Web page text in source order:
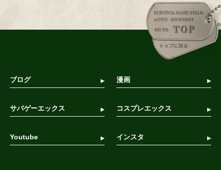
ブログ 漫画
サバゲーエックス コスプレエックス
Youtube インスタ